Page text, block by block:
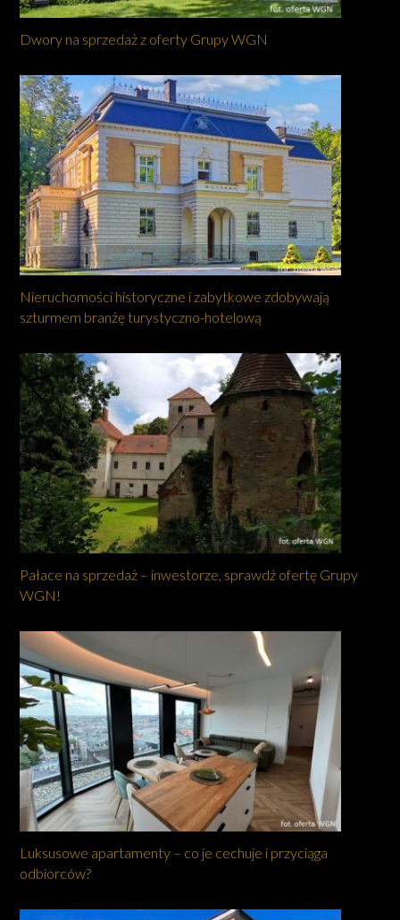
Dwory na sprzedaż z oferty Grupy WGN
Nieruchomości historyczne i zabytkowe zdobywają
szturmem branżę turystyczno-hotelową
Pałace na sprzedaż – inwestorze, sprawdź ofertę Grupy
WGN!
Luksusowe apartamenty – co je cechuje i przyciąga
odbiorców?